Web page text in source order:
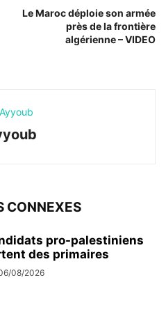
Le Maroc déploie son armée
près de la frontière
algérienne – VIDEO
CONNEXES
pro-palestiniens
des primaires
08/2026